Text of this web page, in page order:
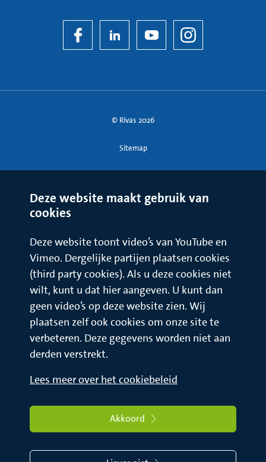
© Rivas 2026
Sitemap
Deze website maakt gebruik van
cookies
Deze website toont video’s van YouTube en
Vimeo. Dergelijke partijen plaatsen cookies
(third party cookies). Als u deze cookies niet
wilt, kunt u dat hier aangeven. U kunt dan
geen video’s op deze website zien. Wij
plaatsen zelf ook cookies om onze site te
verbeteren. Deze gegevens worden niet aan
derden verstrekt.
Lees meer over het cookiebeleid
Akkoord